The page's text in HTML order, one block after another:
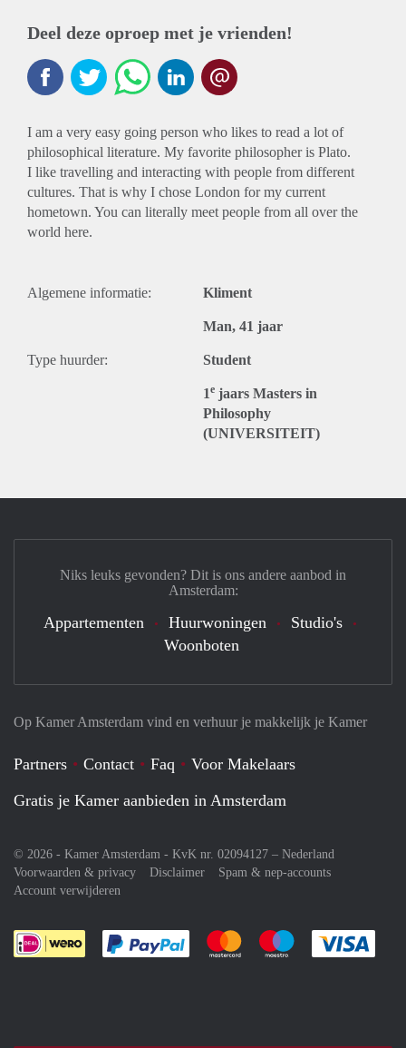
Deel deze oproep met je vrienden!
I am a very easy going person who likes to read a lot of
philosophical literature. My favorite philosopher is Plato.
I like travelling and interacting with people from different
cultures. That is why I chose London for my current
hometown. You can literally meet people from all over the
world here.
Algemene informatie: Kliment
Man, 41 jaar
Type huurder: Student
1e jaars Masters in
Philosophy
(UNIVERSITEIT)
Op Kamer Amsterdam vind en verhuur je makkelijk je Kamer
Partners Contact Faq
Voor Makelaars
Gratis je Kamer aanbieden in Amsterdam
© 2026 - Kamer Amsterdam - KvK nr. 02094127 – Nederland
Voorwaarden & privacy
Disclaimer
Spam & nep-accounts
Account verwijderen
Je rekent gemakkelijk af met Paypal
Je rekent gemakkelijk af met
Je rekent
Niks leuks gevonden? Dit is ons andere aanbod in
Amsterdam:
Appartementen Huurwoningen
Studio's
Woonboten